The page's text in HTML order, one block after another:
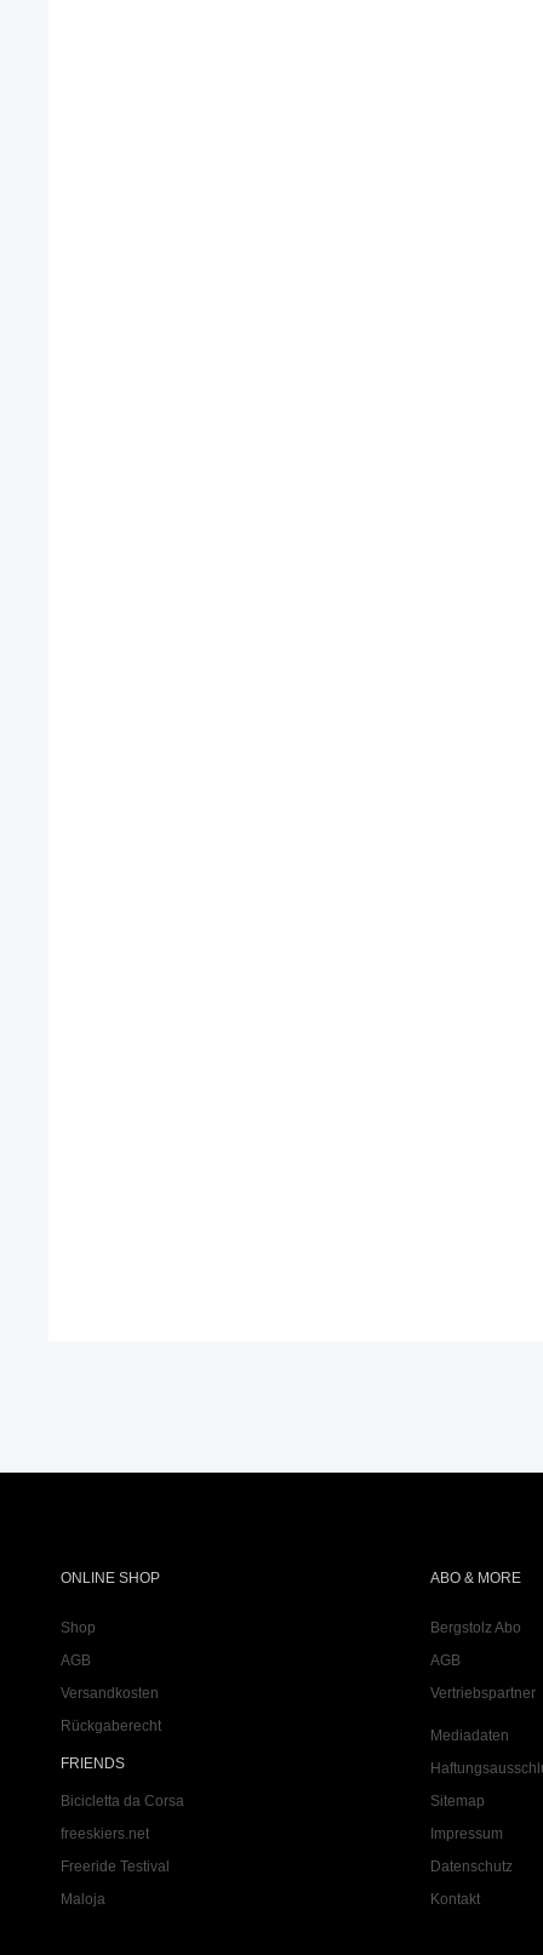
ONLINE SHOP
Shop
AGB
Versandkosten
Rückgaberecht
FRIENDS
Bicicletta da Corsa
freeskiers.net
Freeride Testival
Maloja
ABO & MORE
Bergstolz Abo
AGB
Vertriebspartner
Mediadaten
Sitemap
Impressum
Datenschutz
Kontakt